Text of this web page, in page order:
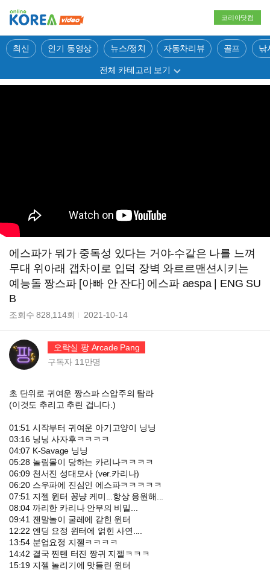
코리아닷컴
최신 인기 동영상 뉴스/정치 자동차리뷰 골프 낚
전체 카테고리 보기
에스파가 뭐가 중독성 있다는 거야-수같은 나를 느껴
무대 위아래 갭차이로 입덕 장벽 와르르맨션시키는
예능돌 짱스파 [아빠 안 잔다] 에스파 aespa | ENG SU
B
조회수828,114회 2021-10-14
오락실 팡 Arcade Pang
구독자 11만명
초 단위로 귀여운 짱스파 스압주의 탐라
(이것도 추리고 추린 겁니다.)
01:51 시작부터 귀여운 아기고양이 닝닝
03:16 닝닝 사자후ㅋㅋㅋㅋ
04:07 K-Savage 닝닝
05:28 놀림몰이 당하는 카리나ㅋㅋㅋㅋ
06:09 천서진 성대모사 (ver.카리나)
06:20 스우파에 진심인 에스파ㅋㅋㅋㅋㅋ
07:51 지젤 윈터 꽁냥 케미...항상 응원해...
08:04 까리한 카리나 안무의 비밀...
09:41 잰말놀이 굴레에 갇힌 윈터
12:22 엔딩 요정 윈터에 얽힌 사연....
13:54 분업요정 지젤ㅋㅋㅋㅋ
14:42 결국 찐텐 터진 짱귀 지젤ㅋㅋㅋ
15:19 지젤 놀리기에 맛들린 윈터